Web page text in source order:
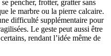
pencher, frotter, gratter sans
le marbre ou la pierre calcaire.
difficulté supplémentaire pour
Le geste peut aussi être
rendant l’idée même de